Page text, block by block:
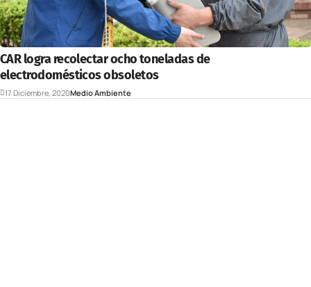
CAR logra recolectar ocho toneladas de
electrodomésticos obsoletos
17 Diciembre, 2020Medio Ambiente